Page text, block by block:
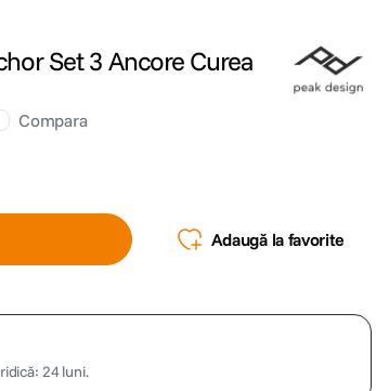
Set 3 Ancore Curea
Compara
Adaugă la favorite
24 luni.